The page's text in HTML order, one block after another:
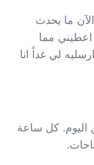
ما يحدث
مما
لي غداً انا
كل ساعة